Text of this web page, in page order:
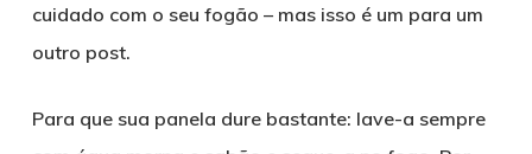
cuidado com o seu fogão – mas isso é um para um
outro post.
Para que sua panela dure bastante: lave-a sempre